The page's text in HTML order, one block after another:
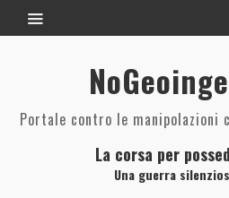
Portale contro le manipolazioni
La corsa per
Una guerra